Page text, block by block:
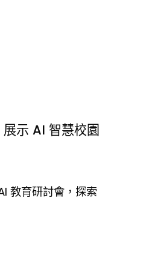
示 AI 智慧校園
教育研討會，探索